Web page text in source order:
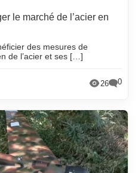
le marché de l’acier en
des mesures de
de l’acier et ses […]
26 0